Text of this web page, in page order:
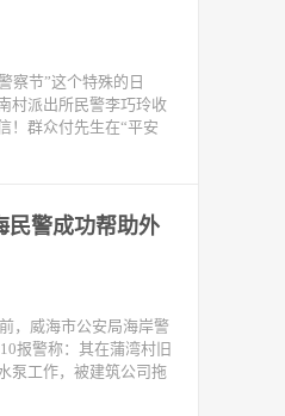
察节”这个特殊的日
村派出所民警李巧玲收
群众付先生在“平安
民警成功帮助外
，威海市公安局海岸警
报警称：其在蒲湾村旧
泵工作，被建筑公司拖